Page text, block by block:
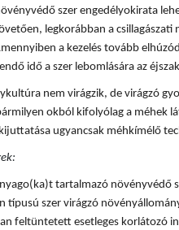
szer engedélyokirata
legkorábban a
a kezelés tovább
idő a szer lebomlására az
nem virágzik, de virágzó
okból kifolyólag a méhek
ugyancsak méhkímélő
tartalmazó növényvédő
típusú szer virágzó
feltüntetett esetleges korlátozó